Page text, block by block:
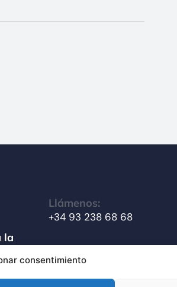
consentimiento
la
Llámenos:
+34 93 238 68 68